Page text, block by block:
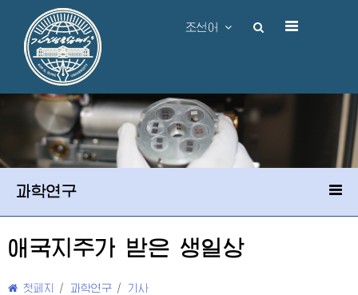
조선어
과학연구
애국지주가 받은 생일상
첫페지 / 과학연구 / 기사